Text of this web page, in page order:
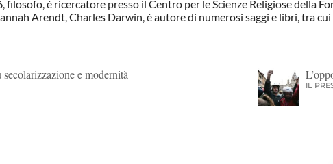
è ricercatore presso il Centro per le Scienze Religiose della
Arendt, Charles Darwin, è autore di numerosi saggi e libri, tra
e modernità
IL